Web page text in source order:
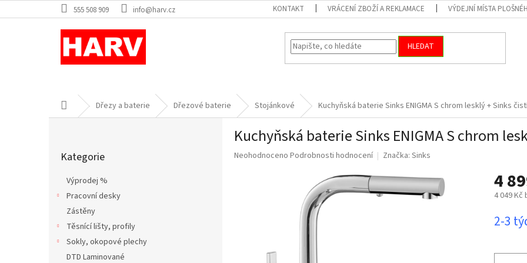
na
555 508 909 info@harv.cz KONTAKT VRÁCENÍ ZBOŽÍ A REKLAMACE VÝDEJNÍ MÍSTA
HLEDAT
Domů Dřezy a baterie Dřezové baterie Stojánkové Kuchyňská baterie Sinks ENIGMA S chrom lesklý+ Sinks
kategorie
Kategorie
Výprodej %
Pracovní desky
Zástěny
Těsnící lišty, profily
Sokly, okopové plechy
DTD Laminované
Kuchyňská baterie Sinks ENIGMA S chrom
Průměrné
Neohodnoceno Podrobnosti hodnocení Značka: Sinks
4
4 049 Kč
cena:
2-3